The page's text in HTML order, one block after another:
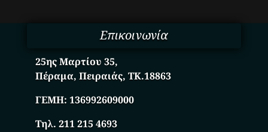
Επικοινωνία
25ης Μαρτίου 35,
Πέραμα, Πειραιάς, ΤΚ.18863
ΓΕΜΗ:136992609000
Τηλ. 211 215 4693